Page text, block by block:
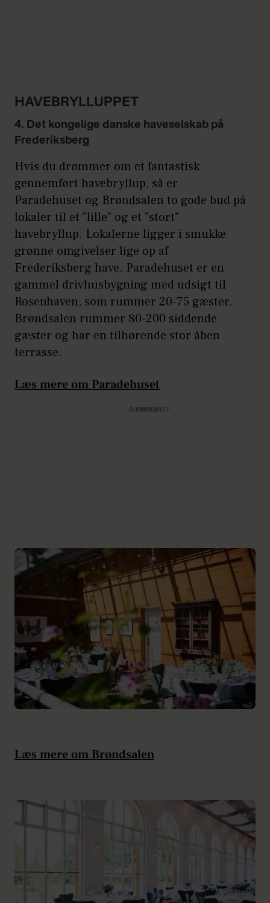
HAVEBRYLLUPPET
4. Det kongelige danske haveselskab på
Frederiksberg
Hvis du drømmer om et fantastisk
gennemført havebryllup, så er
Paradehuset og Brøndsalen to gode bud på
lokaler til et "lille" og et "stort"
havebryllup. Lokalerne ligger i smukke
grønne omgivelser lige op af
Frederiksberg have. Paradehuset er en
gammel drivhusbygning med udsigt til
Rosenhaven, som rummer 20-75 gæster.
Brøndsalen rummer 80-200 siddende
gæster og har en tilhørende stor åben
terrasse.
Læs mere om Paradehuset
Annonce
Læs mere om Brøndsalen